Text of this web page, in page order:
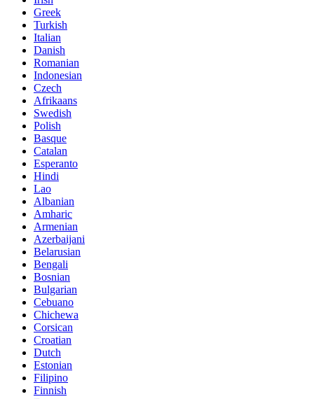
Greek
Turkish
Italian
Danish
Romanian
Indonesian
Czech
Afrikaans
Swedish
Polish
Basque
Catalan
Esperanto
Hindi
Lao
Albanian
Amharic
Armenian
Azerbaijani
Belarusian
Bengali
Bosnian
Bulgarian
Cebuano
Chichewa
Corsican
Croatian
Dutch
Estonian
Filipino
Finnish